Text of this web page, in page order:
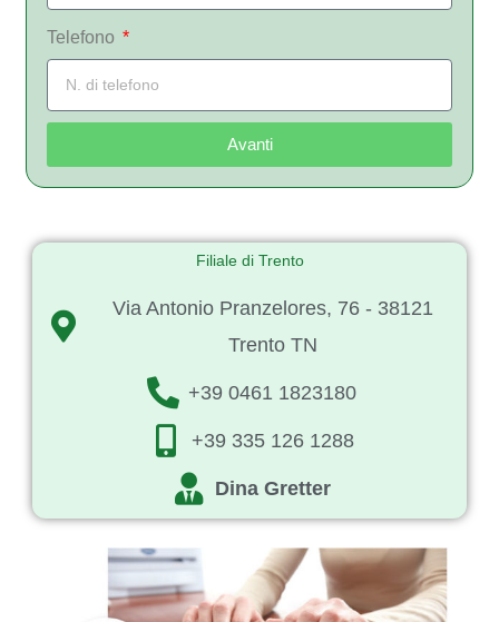
Telefono
Avanti
Filiale di Trento
Via Antonio Pranzelores, 76 - 38121
Trento TN
+39 0461 1823180
+39 335 126 1288
Dina Gretter